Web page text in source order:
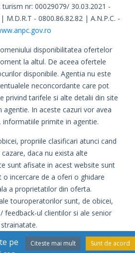
nr: 00029079/ 30.03.2021 -
M.D.R.T - 0800.86.82.82 | A.N.P.C. -
disponibilitatea ofertelor
la altul. De aceea ofertele
disponibile. Agentia nu este
neconcordante care pot
privind tarifele si alte detalii din site
In aceste cazuri vor avea
primite in agentie.
propriile clasificari atunci cand
daca nu exista alte
sunt afisate in acest website sunt
o incercare de a oferi o ghidare
a proprietatilor din oferta.
touroperatorilor sunt, de obicei,
feedback-ul clientilor si ale senior
oficiale sunt date de catreSunt de acord
Citeste mai mult
pe